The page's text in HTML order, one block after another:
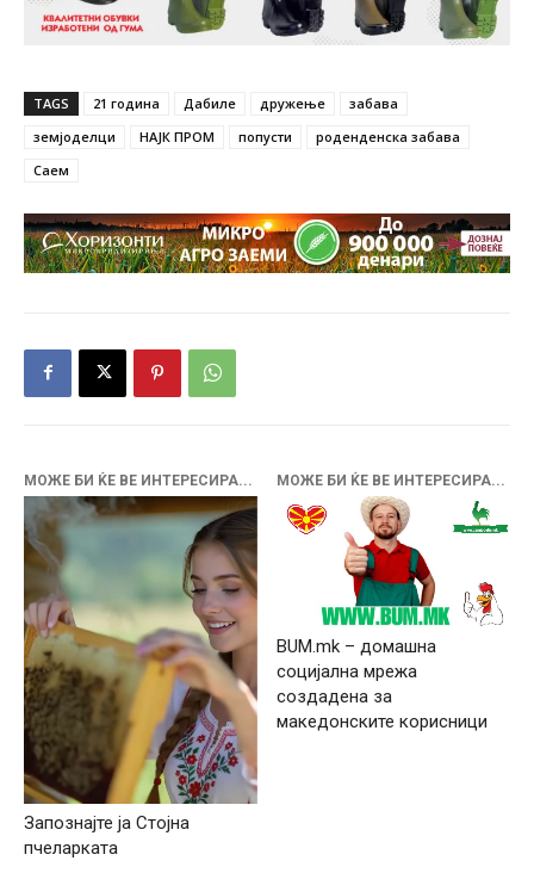
TAGS 21 година Дабиле дружење
забава
земјоделци
НАЈК ПРОМ попусти
роденденска забава
Саем
МОЖЕ БИ ЌЕ ВЕ ИНТЕРЕСИРА...
Запознајте ја Стојна
пчеларката
МОЖЕ БИ ЌЕ ВЕ ИНТЕРЕСИРА...
BUM.mk – домашна
социјална мрежа
создадена за
македонските корисници